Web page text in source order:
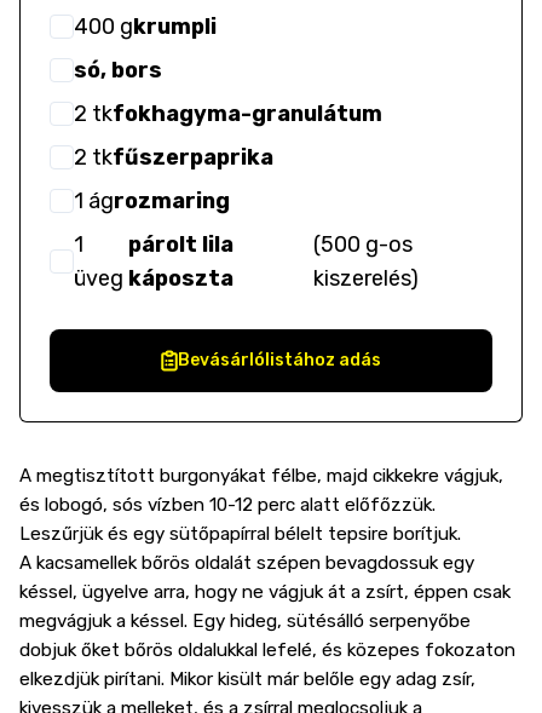
400 gkrumpli
só, bors
2 tkfokhagyma-granulátum
2 tkfűszerpaprika
1 ágrozmaring
1
üveg
párolt lila
káposzta
(500 g-os
kiszerelés)
Bevásárlólistához adás
A megtisztított burgonyákat félbe, majd cikkekre vágjuk,
és lobogó, sós vízben 10-12 perc alatt előfőzzük.
Leszűrjük és egy sütőpapírral bélelt tepsire borítjuk.
A kacsamellek bőrös oldalát szépen bevagdossuk egy
késsel, ügyelve arra, hogy ne vágjuk át a zsírt, éppen csak
megvágjuk a késsel. Egy hideg, sütésálló serpenyőbe
dobjuk őket bőrös oldalukkal lefelé, és közepes fokozaton
elkezdjük pirítani. Mikor kisült már belőle egy adag zsír,
kivesszük a melleket, és a zsírral meglocsoljuk a